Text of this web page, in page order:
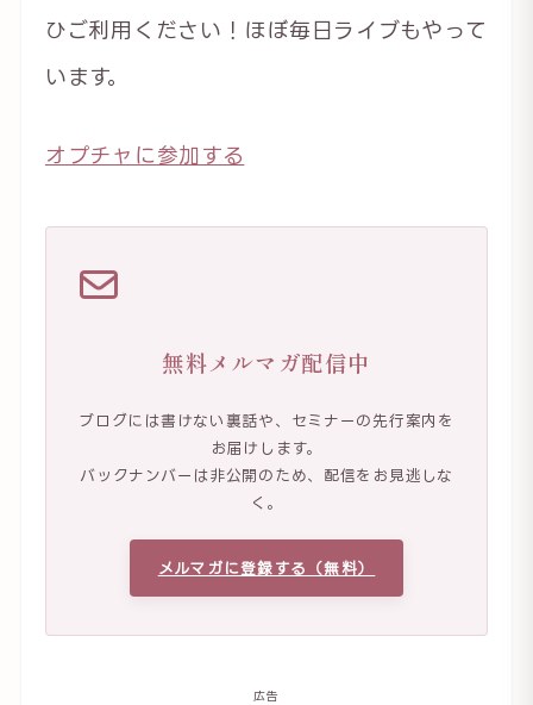
ひご利用ください！ほぼ毎日ライブもやって
います。
オプチャに参加する
無料メルマガ配信中
ブログには書けない裏話や、セミナーの先行案内を
お届けします。
バックナンバーは非公開のため、配信をお見逃しな
く。
メルマガに登録する（無料）
広告